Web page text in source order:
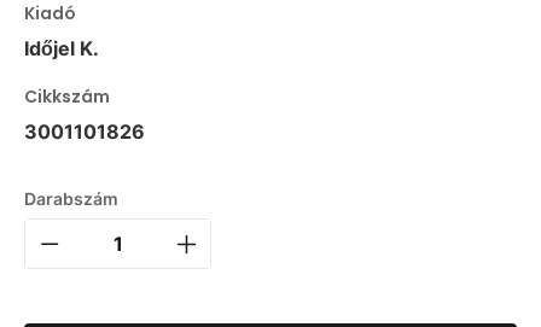
Kiadó
Időjel K.
Cikkszám
3001101826
Darabszám